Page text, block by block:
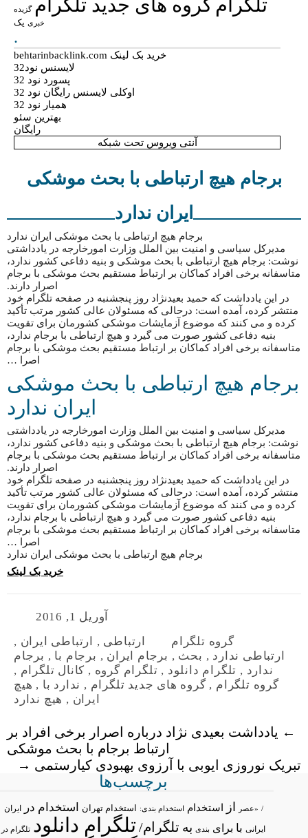
تلگرامگروه های جدید تلگرام گزیده
خبری یک
خرید بک لینک behtarinbacklink.com
لایسنس نود32
پسورد نود 32
اوکلی لایسنس رایگان نود 32
همیار نود 32
بهترین سئو
رایگان
آنتی ویروس تحت شبکه
برجام هیچ ارتباطی با بحث موشکی
ایران ندارد
برجام هیچ ارتباطی با بحث موشکی ایران ندارد
مدیرکل سیاسی و امنیت بین الملل وزارت امورخارجه در یادداشتی
نوشت: برجام هیچ ارتباطی با بحث موشکی و بنیه دفاعی کشور ندارد،
متاسفانه برخی افراد کماکان بر ارتباط مستقیم بحث موشکی با برجام
اصرار دارند.
در این یادداشت که حمید بعیدنژاد روز پنجشنبه در صفحه تلگرام خود
منتشر کرده، آمده است: درحالی که مسئولان عالی کشور مرتب تأکید
کرده و می کنند که موضوع آزمایشات موشکی کشورمان برای تقویت
بنیه دفاعی کشور صورت می گیرد و هیچ ارتباطی با برجام ندارد،
متاسفانه برخی افراد کماکان بر ارتباط مستقیم بحث موشکی با برجام
اصرا …
برجام هیچ ارتباطی با بحث موشکی
ایران ندارد
مدیرکل سیاسی و امنیت بین الملل وزارت امورخارجه در یادداشتی
نوشت: برجام هیچ ارتباطی با بحث موشکی و بنیه دفاعی کشور ندارد،
متاسفانه برخی افراد کماکان بر ارتباط مستقیم بحث موشکی با برجام
اصرار دارند.
در این یادداشت که حمید بعیدنژاد روز پنجشنبه در صفحه تلگرام خود
منتشر کرده، آمده است: درحالی که مسئولان عالی کشور مرتب تأکید
کرده و می کنند که موضوع آزمایشات موشکی کشورمان برای تقویت
بنیه دفاعی کشور صورت می گیرد و هیچ ارتباطی با برجام ندارد،
متاسفانه برخی افراد کماکان بر ارتباط مستقیم بحث موشکی با برجام
اصرا …
برجام هیچ ارتباطی با بحث موشکی ایران ندارد
خرید بک لینک
آوریل 1, 2016
گروه تلگرام
ارتباطی, ارتباطی ایران,
ارتباطی ندارد , بحث, برجام ایران, برجام با , برجام
ندارد , تلگرام دانلود, تلگرام گروه, کانال تلگرام,
گروه تلگرام , گروه های جدید تلگرام, ندارد با, هیچ
ایران, هیچ ندارد
←یادداشت بعیدی نژاد درباره اصرار برخی افراد بر
ارتباط برجام با بحث موشکی
تبریک نوروزی ایوبی با آرزوی بهبودی کیارستمی →
برچسب‌ها
«عصر از استخدام استخدام بندی: استخدام تهران استخدام در ایران
ایرانی با برای بندی بهتلگرام/تلگرام دانلود تلگرام در